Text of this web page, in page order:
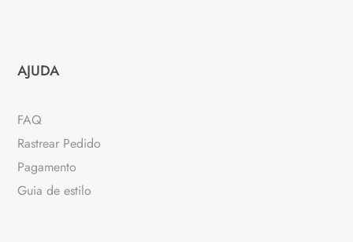
AJUDA
FAQ
Rastrear Pedido
Pagamento
Guia de estilo